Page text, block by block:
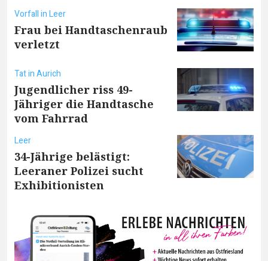
Vorfall in Leer
Frau bei Handtaschenraub
verletzt
Tat in Aurich
Jugendlicher riss 49-
Jähriger die Handtasche
vom Fahrrad
Leer
34-Jährige belästigt:
Leeraner Polizei sucht
Exhibitionisten